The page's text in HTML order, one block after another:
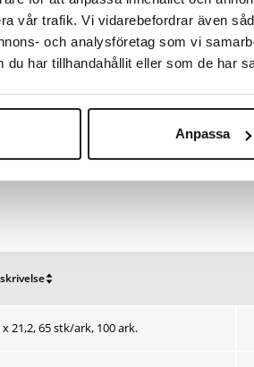
vår trafik. Vi vidarebefordrar även
och analysföretag som vi
du har tillhandahållit eller som de har
Anpassa
Pris/
x 21,2, 65 stk/ark, 100 ark.